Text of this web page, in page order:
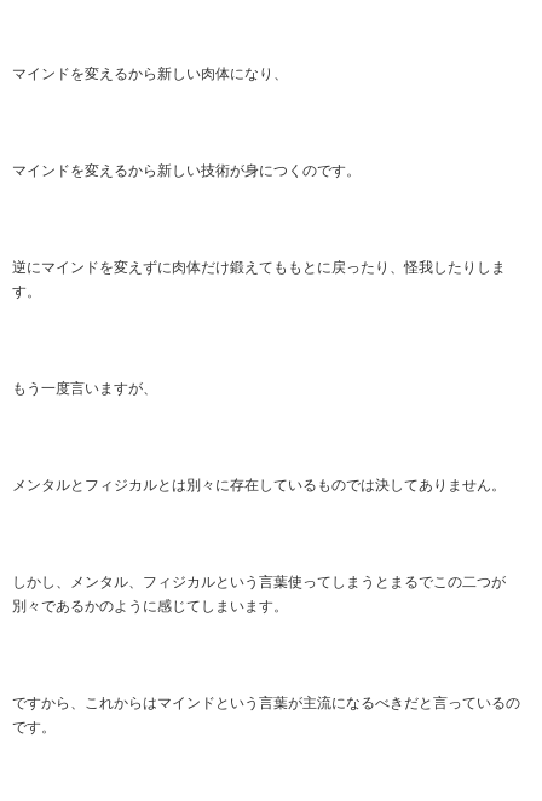
マインドを変えるから新しい肉体になり、
マインドを変えるから新しい技術が身につくのです。
逆にマインドを変えずに肉体だけ鍛えてももとに戻ったり、怪我したりしま
す。
もう一度言いますが、
メンタルとフィジカルとは別々に存在しているものでは決してありません。
しかし、メンタル、フィジカルという言葉使ってしまうとまるでこの二つが
別々であるかのように感じてしまいます。
ですから、これからはマインドという言葉が主流になるべきだと言っているの
です。